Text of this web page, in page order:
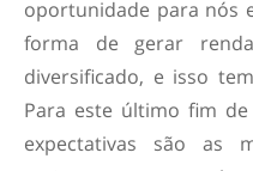
oportunidade para nós
forma de gerar
diversificado, e isso
Para este último fim
expectativas são as